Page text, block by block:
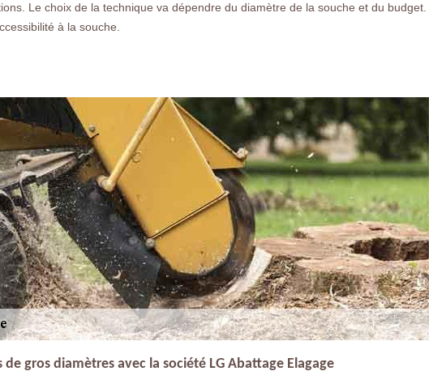
Le choix de la technique va dépendre du diamètre de la souche et du budget.
à la souche.
de gros diamètres avec la société LG Abattage Elagage